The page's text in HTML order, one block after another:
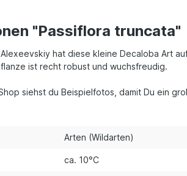
"Passiflora truncata"
hat diese kleine Decaloba Art
ist recht robust und wuchsfreudig.
siehst du Beispielfotos, damit Du ein
Arten (Wildarten)
ca. 10°C